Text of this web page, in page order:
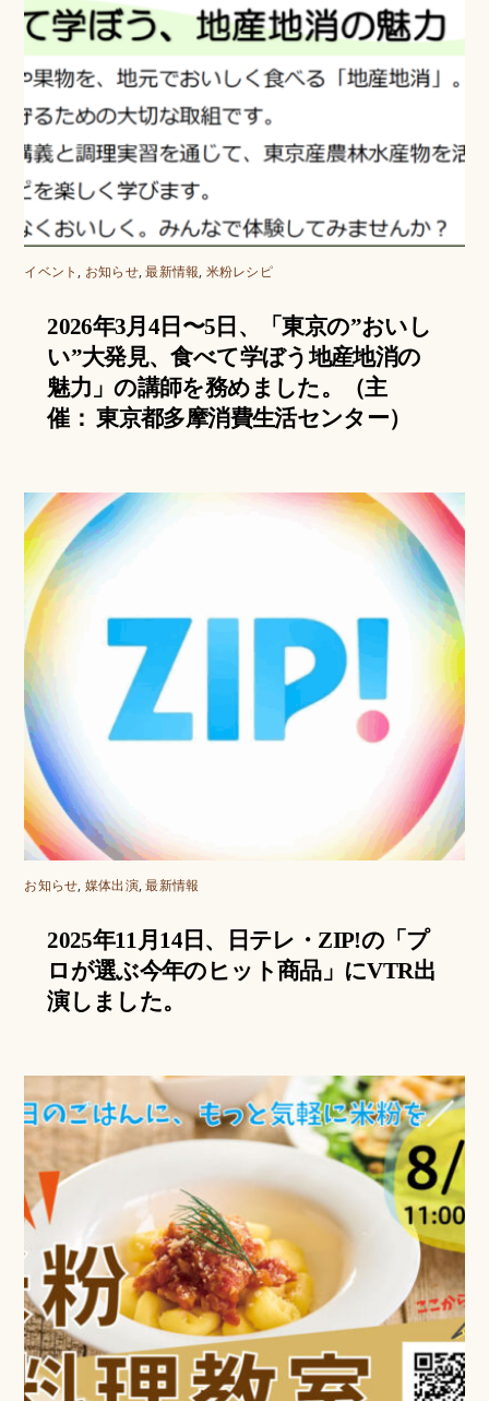
イベント , お知らせ,最新情報, 米粉レシピ
2026年3月4日〜5日、「東京の”おいし
い”大発見、食べて学ぼう地産地消の
魅力」の講師を務めました。（主
催： 東京都多摩消費生活センター）
お知らせ, 媒体出演,最新情報
2025年11月14日、日テレ・ZIP!の「プ
ロが選ぶ今年のヒット商品」にVTR出
演しました。